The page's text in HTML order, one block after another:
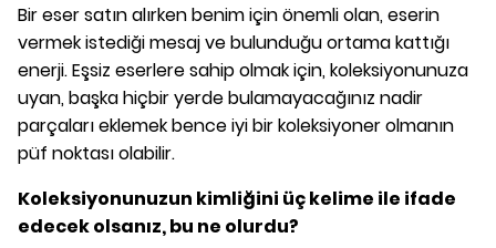
Bir eser satın alırken benim için önemli olan, eserin
vermek istediği mesaj ve bulunduğu ortama kattığı
enerji. Eşsiz eserlere sahip olmak için, koleksiyonunuza
uyan, başka hiçbir yerde bulamayacağınız nadir
parçaları eklemek bence iyi bir koleksiyoner olmanın
püf noktası olabilir.
Koleksiyonunuzun kimliğini üç kelime ile ifade
edecek olsanız, bu ne olurdu?